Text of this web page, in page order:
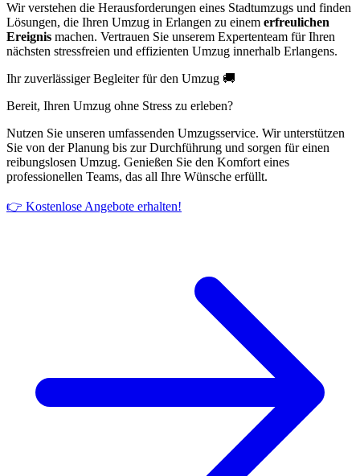
Wir verstehen die Herausforderungen eines Stadtumzugs und finden
Lösungen, die Ihren Umzug in Erlangen zu einem erfreulichen
Ereignis machen. Vertrauen Sie unserem Expertenteam für Ihren
nächsten stressfreien und effizienten Umzug innerhalb Erlangens.
Ihr zuverlässiger Begleiter für den Umzug 🚚
Bereit, Ihren Umzug ohne Stress zu erleben?
Nutzen Sie unseren umfassenden Umzugsservice. Wir unterstützen
Sie von der Planung bis zur Durchführung und sorgen für einen
reibungslosen Umzug. Genießen Sie den Komfort eines
professionellen Teams, das all Ihre Wünsche erfüllt.
👉 Kostenlose Angebote erhalten!